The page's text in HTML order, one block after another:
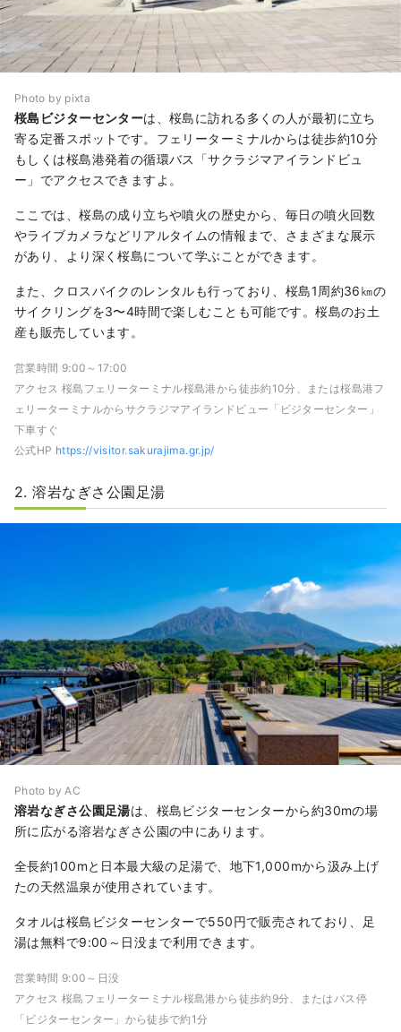
Photo by pixta
桜島ビジターセンターは、桜島に訪れる多くの人が最初に立ち
寄る定番スポットです。フェリーターミナルからは徒歩約10分
もしくは桜島港発着の循環バス「サクラジマアイランドビュ
ー」でアクセスできますよ。
ここでは、桜島の成り立ちや噴火の歴史から、毎日の噴火回数
やライブカメラなどリアルタイムの情報まで、さまざまな展示
があり、より深く桜島について学ぶことができます。
また、クロスバイクのレンタルも行っており、桜島1周約36㎞の
サイクリングを3〜4時間で楽しむことも可能です。桜島のお土
産も販売しています。
営業時間 9:00～17:00
アクセス 桜島フェリーターミナル桜島港から徒歩約10分、または桜島港フ
ェリーターミナルからサクラジマアイランドビュー「ビジターセンター」
下車すぐ
公式HP https://visitor.sakurajima.gr.jp/
2. 溶岩なぎさ公園足湯
Photo by AC
溶岩なぎさ公園足湯は、桜島ビジターセンターから約30mの場
所に広がる溶岩なぎさ公園の中にあります。
全長約100mと日本最大級の足湯で、地下1,000mから汲み上げ
たの天然温泉が使用されています。
タオルは桜島ビジターセンターで550円で販売されており、足
湯は無料で9:00～日没まで利用できます。
営業時間 9:00～日没
アクセス 桜島フェリーターミナル桜島港から徒歩約9分、またはバス停
「ビジターセンター」から徒歩で約1分